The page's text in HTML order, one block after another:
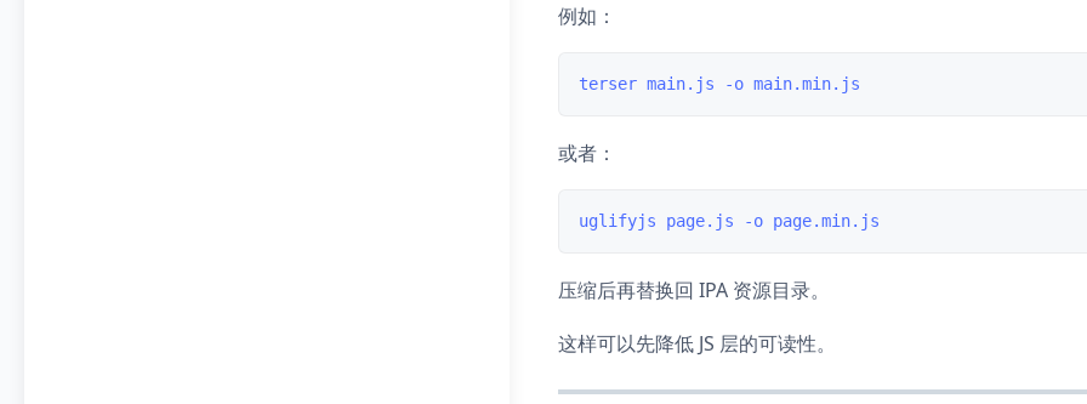
例如：
或者：
压缩后再替换回 IPA 资源目录。
这样可以先降低 JS 层的可读性。